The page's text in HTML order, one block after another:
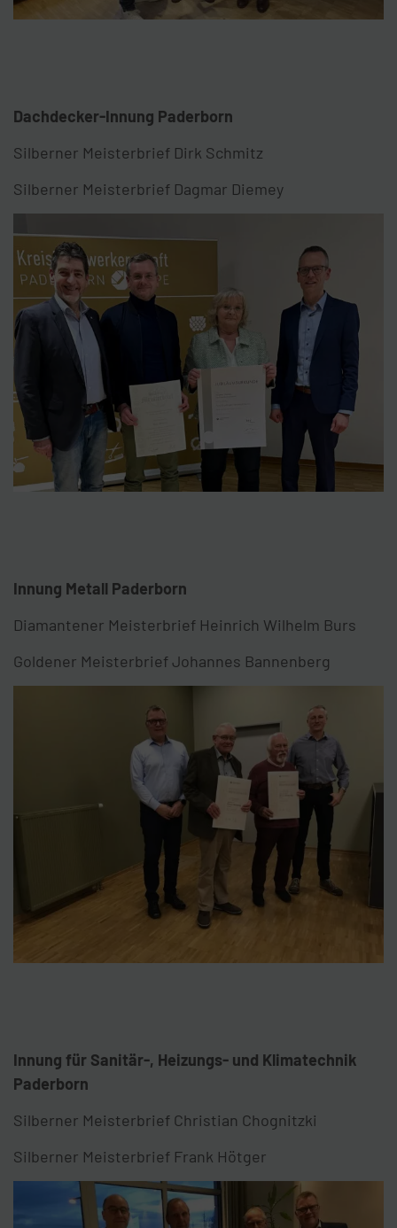
Dachdecker-Innung Paderborn
Silberner Meisterbrief Dirk Schmitz
Silberner Meisterbrief Dagmar Diemey
Innung Metall Paderborn
Diamantener Meisterbrief Heinrich Wilhelm Burs
Goldener Meisterbrief Johannes Bannenberg
Innung für Sanitär-, Heizungs- und Klimatechnik
Paderborn
Silberner Meisterbrief Christian Chognitzki
Silberner Meisterbrief Frank Hötger